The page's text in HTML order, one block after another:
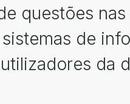
questões
de
da